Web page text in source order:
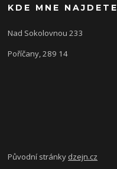
KDE MNE NAJDETE
Nad Sokolovnou 233
Poříčany, 289 14
Původní stránky dzejn.cz